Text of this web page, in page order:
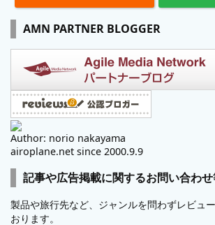
AMN PARTNER BLOGGER
Author: norio nakayama
airoplane.net since 2000.9.9
記事や広告掲載に関するお問い合わ
製品や旅行先など、ジャンルを問わずレビュ
おります。